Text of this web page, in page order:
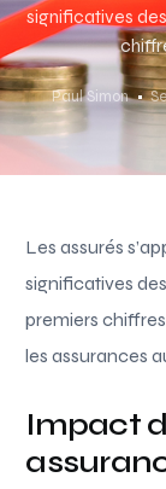
significatives
Paul Simon
Les assurés
significatives
premiers
les assurances
Impact